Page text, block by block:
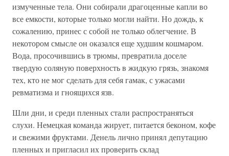
измученные тела. Они собирали драгоценные капли во
все емкости, которые только могли найти. Но дождь, к
сожалению, принес с собой не только облегчение. В
некотором смысле он оказался еще худшим кошмаром.
Вода, просочившись в трюмы, превратила доселе
твердую соляную поверхность в жидкую грязь, знакомя
тех, кто не мог сделать для себя гамак, с ужасами
ревматизма и гноящихся язв.
Шли дни, и среди пленных стали распространяться
слухи. Немецкая команда жирует, питается беконом, кофе
и свежими фруктами. Денель лично принял депутацию
пленных и пригласил их проверить склад